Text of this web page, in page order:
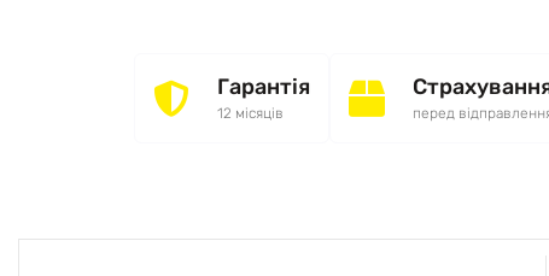
Гарантія
12 місяців перед